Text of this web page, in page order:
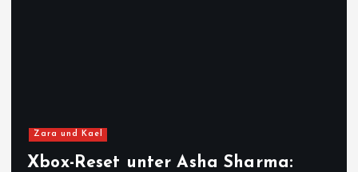
Zara und Kael
Xbox-Reset unter Asha Sharma: